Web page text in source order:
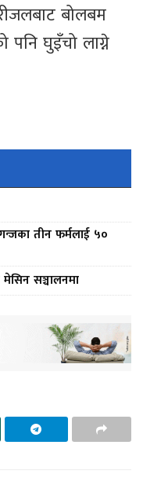
बोलबम
पनि घुइँचो लाग्ने
तीन फर्मलाई ५०
सञ्चालनमा